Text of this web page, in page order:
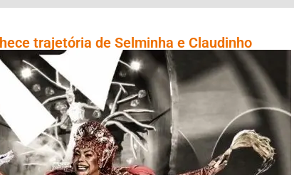
trajetória de Selminha e Claudinho